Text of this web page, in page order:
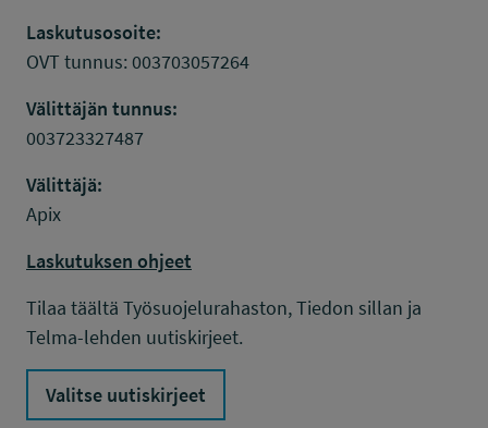
Laskutusosoite:
OVT tunnus: 003703057264
Välittäjän tunnus:
003723327487
Välittäjä:
Apix
Laskutuksen ohjeet
Tilaa täältä Työsuojelurahaston, Tiedon sillan ja
Telma-lehden uutiskirjeet.
Valitse uutiskirjeet